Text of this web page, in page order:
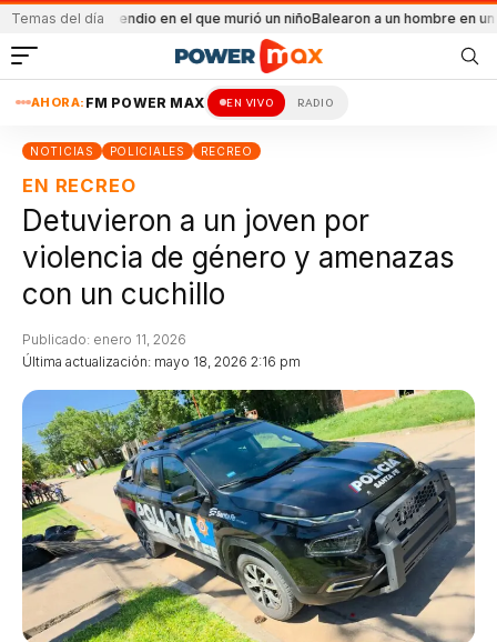
Temas del día
el incendio en el que murió un niñoBalearon a un hombre en un conflicto
AHORA: FM POWER MAX EN VIVO RADIO
NOTICIAS POLICIALES RECREO
EN RECREO
Detuvieron a un joven por
violencia de género y amenazas
con un cuchillo
Última actualización: mayo 18, 2026 2:16 pm
Publicado: enero 11, 2026